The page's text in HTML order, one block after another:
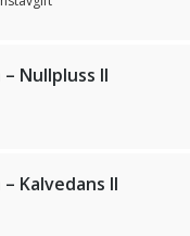
Nullpluss II
Kalvedans II